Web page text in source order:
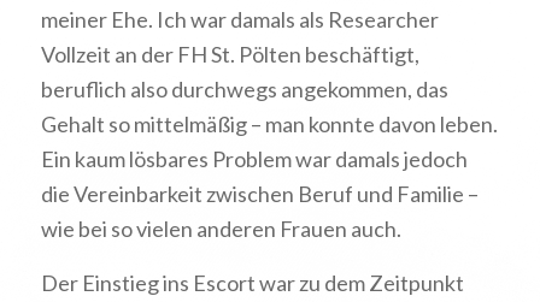
meiner Ehe. Ich war damals als Researcher
Vollzeit an der FH St. Pölten beschäftigt,
beruflich also durchwegs angekommen, das
Gehalt so mittelmäßig – man konnte davon leben.
Ein kaum lösbares Problem war damals jedoch
die Vereinbarkeit zwischen Beruf und Familie –
wie bei so vielen anderen Frauen auch.
Der Einstieg ins Escort war zu dem Zeitpunkt